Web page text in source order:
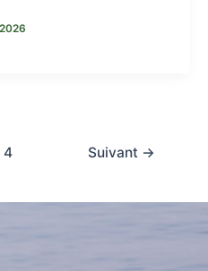
4 Suivant →